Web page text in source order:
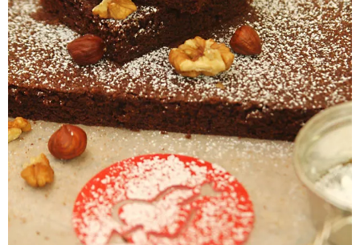
Zdrowo i fit
Kuchnie świata
SKLEP
Polski